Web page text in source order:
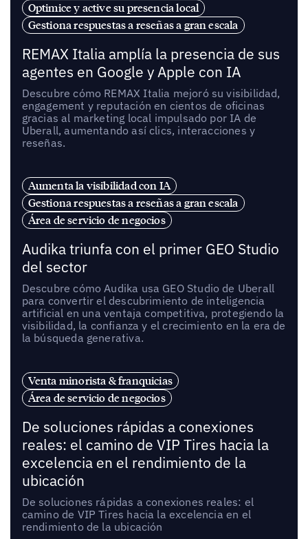
Optimice y active su presencia local
Gestiona respuestas a reseñas a gran escala
REMAX Italia amplía la presencia de sus
agentes en Google y Apple con IA
Descubre cómo REMAX Italia mejoró su visibilidad,
engagement y reputación en cientos de oficinas
gracias al marketing local impulsado por IA de
Uberall, aumentando así clics, interacciones y
reseñas.
Aumenta la visibilidad con IA
Gestiona respuestas a reseñas a gran escala
Área de servicio de negocios
Audika triunfa con el primer GEO Studio
del sector
Descubre cómo Audika usa GEO Studio de Uberall
para convertir el descubrimiento de inteligencia
artificial en una ventaja competitiva, protegiendo la
visibilidad, la confianza y el crecimiento en la era de
la búsqueda generativa.
Venta minorista & franquicias
Área de servicio de negocios
De soluciones rápidas a conexiones
reales: el camino de VIP Tires hacia la
excelencia en el rendimiento de la
ubicación
De soluciones rápidas a conexiones reales: el
camino de VIP Tires hacia la excelencia en el
rendimiento de la ubicación